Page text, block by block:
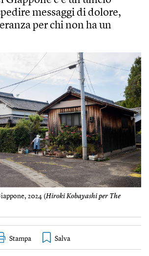
messaggi di dolore,
per chi non ha un
2024 (Hiroki Kobayashi per The
Stampa